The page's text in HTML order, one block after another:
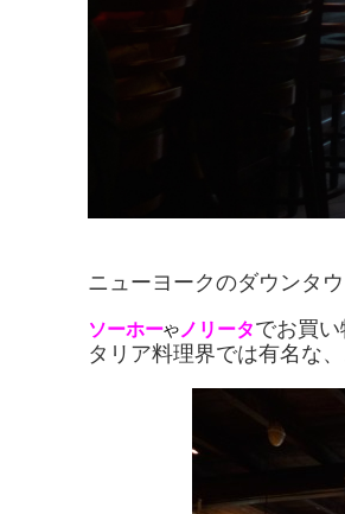
ニューヨークのダウンタ
ソーホーや ノリータでお買
タリア料理界では有名な